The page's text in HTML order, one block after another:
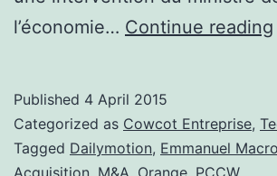
l’économie… Continue reading
Published 4 April 2015
Categorized as Cowcot Entreprise,
Tagged Dailymotion, Emmanuel
Acquisition, M&A, Orange, PCCW